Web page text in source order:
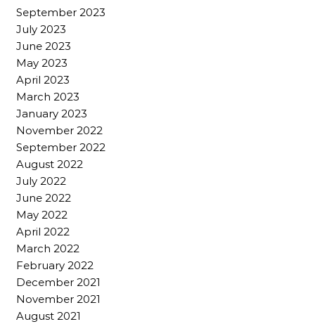
September 2023
July 2023
June 2023
May 2023
April 2023
March 2023
January 2023
November 2022
September 2022
August 2022
July 2022
June 2022
May 2022
April 2022
March 2022
February 2022
December 2021
November 2021
August 2021